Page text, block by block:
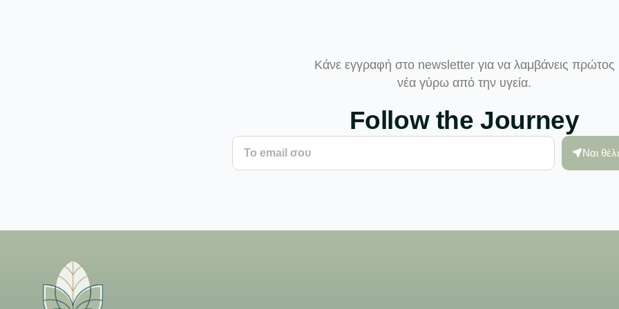
Κάνε εγγραφή στο newsletter για να λαμβάνεις πρώτος
νέα γύρω από την υγεία.
Follow the Journey
Ναι